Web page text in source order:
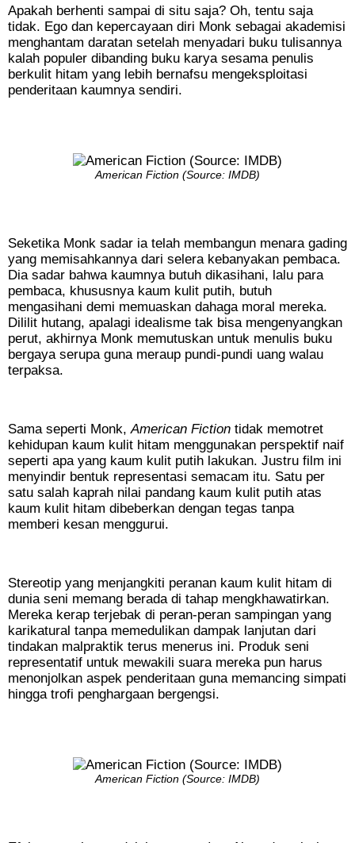
Apakah berhenti sampai di situ saja? Oh, tentu saja
tidak. Ego dan kepercayaan diri Monk sebagai akademisi
menghantam daratan setelah menyadari buku tulisannya
kalah populer dibanding buku karya sesama penulis
berkulit hitam yang lebih bernafsu mengeksploitasi
penderitaan kaumnya sendiri.
American Fiction (Source: IMDB)
Seketika Monk sadar ia telah membangun menara gading
yang memisahkannya dari selera kebanyakan pembaca.
Dia sadar bahwa kaumnya butuh dikasihani, lalu para
pembaca, khususnya kaum kulit putih, butuh
mengasihani demi memuaskan dahaga moral mereka.
Dililit hutang, apalagi idealisme tak bisa mengenyangkan
perut, akhirnya Monk memutuskan untuk menulis buku
bergaya serupa guna meraup pundi-pundi uang walau
terpaksa.
Sama seperti Monk,American Fiction tidak memotret
kehidupan kaum kulit hitam menggunakan perspektif naif
seperti apa yang kaum kulit putih lakukan. Justru film ini
menyindir bentuk representasi semacam itu. Satu per
satu salah kaprah nilai pandang kaum kulit putih atas
kaum kulit hitam dibeberkan dengan tegas tanpa
memberi kesan menggurui.
Stereotip yang menjangkiti peranan kaum kulit hitam di
dunia seni memang berada di tahap mengkhawatirkan.
Mereka kerap terjebak di peran-peran sampingan yang
karikatural tanpa memedulikan dampak lanjutan dari
tindakan malpraktik terus menerus ini. Produk seni
representatif untuk mewakili suara mereka pun harus
menonjolkan aspek penderitaan guna memancing simpati
hingga trofi penghargaan bergengsi.
American Fiction (Source: IMDB)